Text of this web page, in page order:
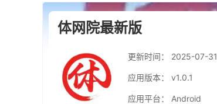
体网院最新版
更新时间： 2025-07-31
应用版本： v1.0.1
应用平台： Android